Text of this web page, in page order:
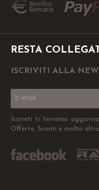
RESTA
ISCRIVITI ALLA
Iscriviti ti terremo
Offerte, Sconti e molto